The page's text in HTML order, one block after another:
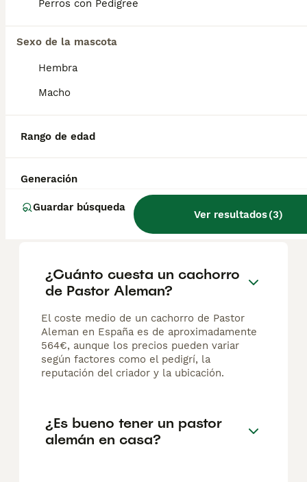
Perros con Pedigree
Sexo de la mascota
Hembra
Macho
Rango de edad
Generación
Guardar búsqueda
Ver resultados(3)
Pastor Alemán
4 meses 1
Precio
Preguntas frecuentes
¿Cuánto cuesta un cachorro
de Pastor Aleman?
El coste medio de un cachorro de Pastor
Aleman en España es de aproximadamente
564€, aunque los precios pueden variar
según factores como el pedigrí, la
reputación del criador y la ubicación.
¿Es bueno tener un pastor
alemán en casa?